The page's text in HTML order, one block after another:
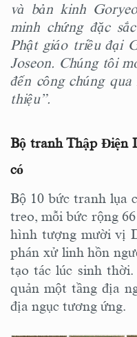
và bản kinh
minh chứng đặc
Phật giáo triều đại
Joseon. Chúng tôi
đến công chúng
thiệu”.
Bộ tranh Thập Điện
có
Bộ 10 bức tranh lụa
treo, mỗi bức rộng
hình tượng mười vị
phán xử linh hồn
tạo tác lúc sinh
quản một tầng địa
địa ngục tương ứng.